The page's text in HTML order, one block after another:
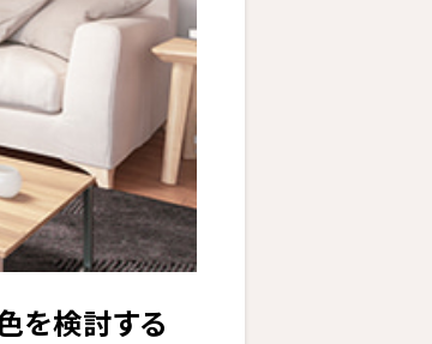
を検討する